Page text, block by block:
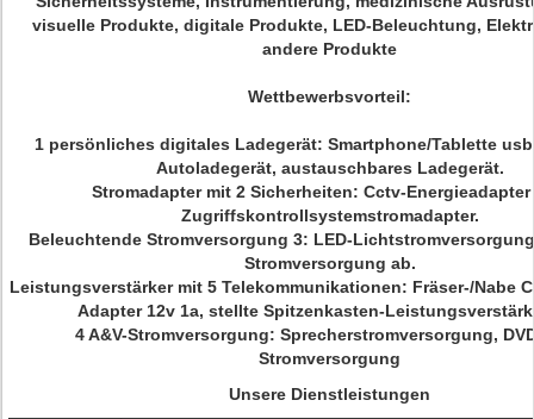
visuelle Produkte, digitale Produkte, LED-Beleuchtung,
andere Produkte
Wettbewerbsvorteil:
1 persönliches digitales Ladegerät: Smartphone/Tablette
Autoladegerät, austauschbares Ladegerät.
Stromadapter mit 2 Sicherheiten: Cctv-Energieadapter
Zugriffskontrollsystemstromadapter.
Beleuchtende Stromversorgung 3: LED-
Stromversorgung ab.
Leistungsverstärker mit 5 Telekommunikationen: Fräser-/Nabe
Adapter 12v 1a, stellte Spitzenkasten-
4 A&V-Stromversorgung: Sprecherstromversorgung,
Stromversorgung
Unsere Dienstleistungen